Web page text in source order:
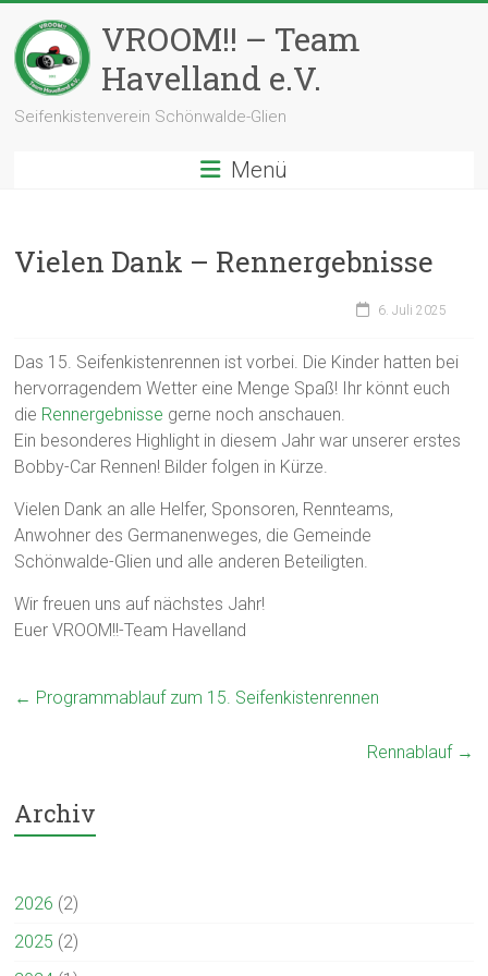
Inhalt
springen
VROOM!! – Team
Havelland e.V.
Seifenkistenverein Schönwalde-Glien
Menü
Vielen Dank – Rennergebnisse
6. Juli 2025
Das 15. Seifenkistenrennen ist vorbei. Die Kinder hatten bei
hervorragendem Wetter eine Menge Spaß! Ihr könnt euch
die Rennergebnisse gerne noch anschauen.
Ein besonderes Highlight in diesem Jahr war unserer erstes
Bobby-Car Rennen! Bilder folgen in Kürze.
Vielen Dank an alle Helfer, Sponsoren, Rennteams,
Anwohner des Germanenweges, die Gemeinde
Schönwalde-Glien und alle anderen Beteiligten.
Wir freuen uns auf nächstes Jahr!
Euer VROOM!!-Team Havelland
← Programmablauf zum 15. Seifenkistenrennen
Rennablauf →
Archiv
2026 (2)
2025 (2)